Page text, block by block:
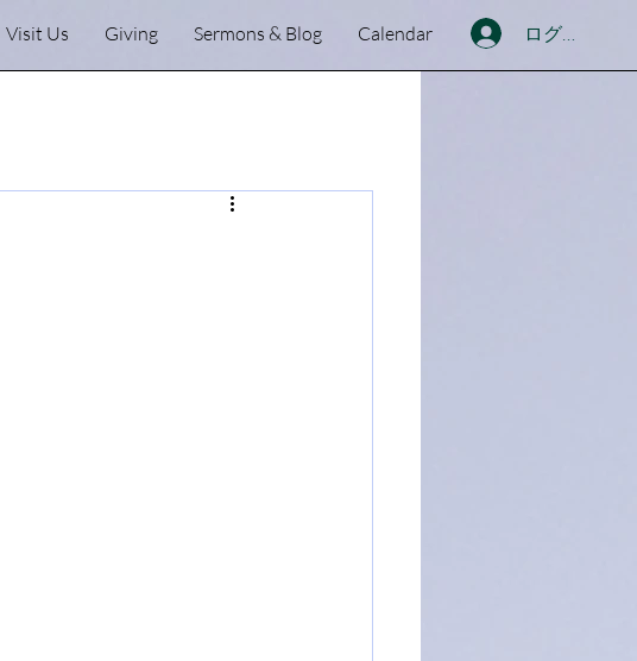
Visit Us Giving Sermons & Blog Calendar ログイン